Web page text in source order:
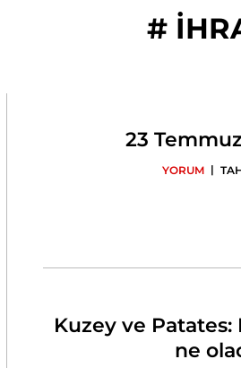
#
23
YORUM |
Kuzey ve Patates:
ne